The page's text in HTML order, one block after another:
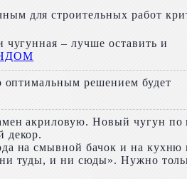
для строительных работ
– лучше оставить и
оптимальным решением будет
акриловую. Новый чугун по
декор.
на смывной бачок и на
туды, и ни сюды». Нужно